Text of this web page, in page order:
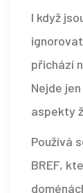
I když
přichází
Nejde
aspekty
Používá
BREF,